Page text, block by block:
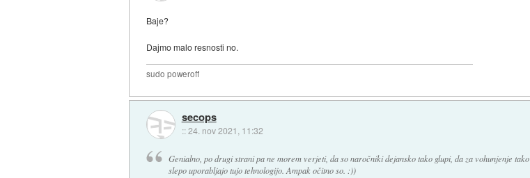
Baje?
Dajmo malo resnosti no.
sudo poweroff
secops
::24. nov 2021, 11:32
Genialno, po drugi strani pa ne morem verjeti, da so naročniki dejansko tako glupi, da za vohunjenje tako
slepo uporabljajo tujo tehnologijo. Ampak očitno so. :))